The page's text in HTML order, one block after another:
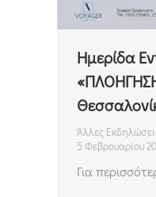
Ημερίδα
Άλλες
5 Φεβρουαρίου
Για